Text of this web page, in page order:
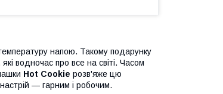
напою. Такому подарунку
водночас про все на світі. Часом
Hot Cookie розв'яже цю
— гарним і робочим.